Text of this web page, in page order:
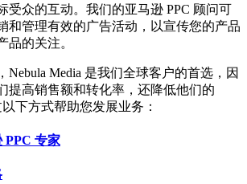
受众的互动。我们的亚马逊 PPC 顾问可
和管理有效的广告活动，以宣传您的产品
品的关注。
Nebula Media 是我们全球客户的首选，因
提高销售额和转化率，还降低他们的
下方式帮助您发展业务：
PPC 专家